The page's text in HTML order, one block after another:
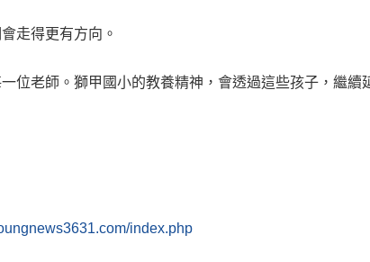
走得更有方向。
位老師。獅甲國小的教養精神，會透過這些孩子，繼續
index.php